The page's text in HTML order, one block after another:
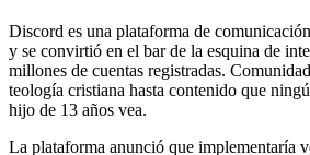
Discord es una plataforma de
y se convirtió en el bar de la esquina de
millones de cuentas registradas.
teología cristiana hasta contenido que
hijo de 13 años vea.
La plataforma anunció que implementaría